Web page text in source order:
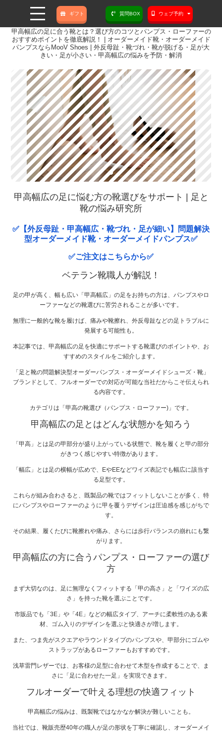
ギフト 質問BOX ウェブ予約
甲高幅広の足に合う靴とは？選び方のコツとパンプス・ローファーの
おすすめポイントを徹底解説！ | オーダーメイド靴・オーダーメイド
パンプスならMooV Shoes | 外反母趾・靴づれ・靴が脱げる・足が大
きい・足が小さい・甲高幅広の悩みを予防・解消
甲高幅広の足に悩む方の靴選びをサポート | 足と
靴の悩み研究所
✅【外反母趾・甲高幅広・靴づれ・足が細い】問題解決
型オーダーメイド靴・オーダーメイドパンプス✅
✅ご注文はこちらから✅
ベテラン靴職人が解説！
足の甲が高く、幅も広い「甲高幅広」の足をお持ちの方は、パンプスやロ
ーファーなどの靴選びに苦労されることが多いです。
無理に一般的な靴を履けば、痛みや靴擦れ、外反母趾などの足トラブルに
発展する可能性も。
本記事では、甲高幅広の足を快適にサポートする靴選びのポイントや、お
すすめのスタイルをご紹介します。
「足と靴の問題解決型オーダーパンプス・オーダーメイドシューズ・靴」
ブランドとして、フルオーダーでの対応が可能な当社だからこそ伝えられ
る内容です。
カテゴリは「甲高の靴選び（パンプス・ローファー)」です。
甲高幅広の足とはどんな状態かを知ろう
「甲高」とは足の甲部分が盛り上がっている状態で、靴を履くと甲の部分
がきつく感じやすい特徴があります。
「幅広」とは足の横幅が広めで、EやEEなどワイズ表記でも幅広に該当す
る足型です。
これらが組み合わさると、既製品の靴ではフィットしないことが多く、特
にパンプスやローファーのように甲を覆うデザインは圧迫感を感じがちで
す。
その結果、履くたびに靴擦れや痛み、さらには歩行バランスの崩れにも繋
がります。
甲高幅広の方に合うパンプス・ローファーの選び
方
まず大切なのは、足に無理なくフィットする「甲の高さ」と「ワイズの広
さ」を持った靴を選ぶことです。
市販品でも「3E」や「4E」などの幅広タイプ、アーチに柔軟性のある素
材、ゴム入りのデザインを選ぶと快適さが増します。
また、つま先がスクエアやラウンドタイプのパンプスや、甲部分にゴムや
ストラップがあるローファーもおすすめです。
浅草雷門レザーでは、お客様の足型に合わせて木型を作成することで、ま
さに「足に合わせた一足」を実現できます。
フルオーダーで叶える理想の快適フィット
甲高幅広の悩みは、既製靴ではなかなか解決が難しいことも。
当社では、靴販売歴40年の職人が足の形状を丁寧に確認し、オーダーメイ